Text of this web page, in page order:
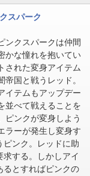
スパーク
ンクスパークは仲間
かな憧れを抱いてい
された変身アイテム
国と戦うレッド。
イテムもアップデー
並べて戦えることを
ピンクが変身しよう
ラーが発生し変身す
ピンク。レッドに助
する。しかしアイ
るとすればピンクの